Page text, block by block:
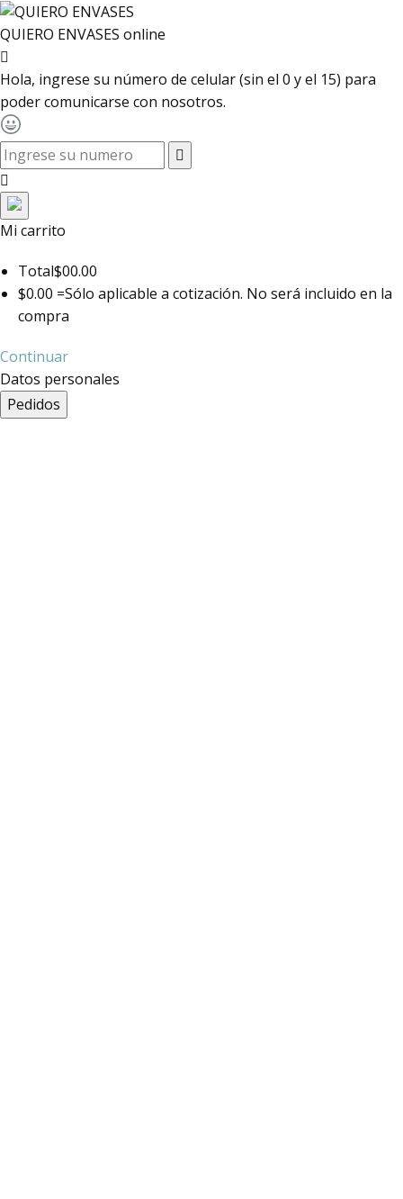
QUIERO ENVASES online
Hola, ingrese su número de celular (sin el 0 y el 15) para
poder comunicarse con nosotros.
toggle navigation
Mi carrito
Total$00.00
$0.00 =Sólo aplicable a cotización. No será incluido en la
compra
Continuar
Datos personales